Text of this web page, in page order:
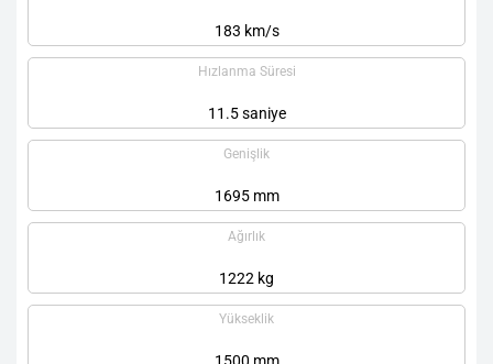
183 km/s
Hızlanma Süresi
11.5 saniye
Genişlik
1695 mm
Ağırlık
1222 kg
Yükseklik